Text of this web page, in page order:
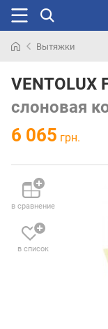
раньше
Вытяжки
VENTOLUX
слоновая
6 065 грн.
в сравнение
в список